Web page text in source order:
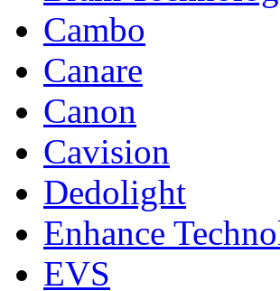
Cambo
Canare
Canon
Cavision
Dedolight
Enhance
EVS